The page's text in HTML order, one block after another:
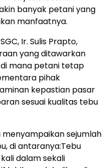
banyak petani yang
manfaatnya.
Ir. Sulis Prapto,
yang ditawarkan
mana petani tetap
pihak
kepastian pasar
sesuai kualitas tebu
sejumlah
di antaranya:Tebu
dalam sekali